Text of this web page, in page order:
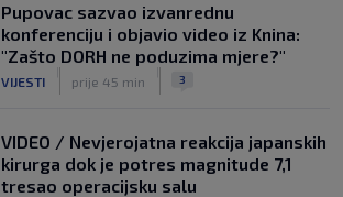
Pupovac sazvao izvanrednu
konferenciju i objavio video iz Knina:
"Zašto DORH ne poduzima mjere?"
VIJESTI prije 45 min 3
VIDEO / Nevjerojatna reakcija japanskih
kirurga dok je potres magnitude 7,1
tresao operacijsku salu